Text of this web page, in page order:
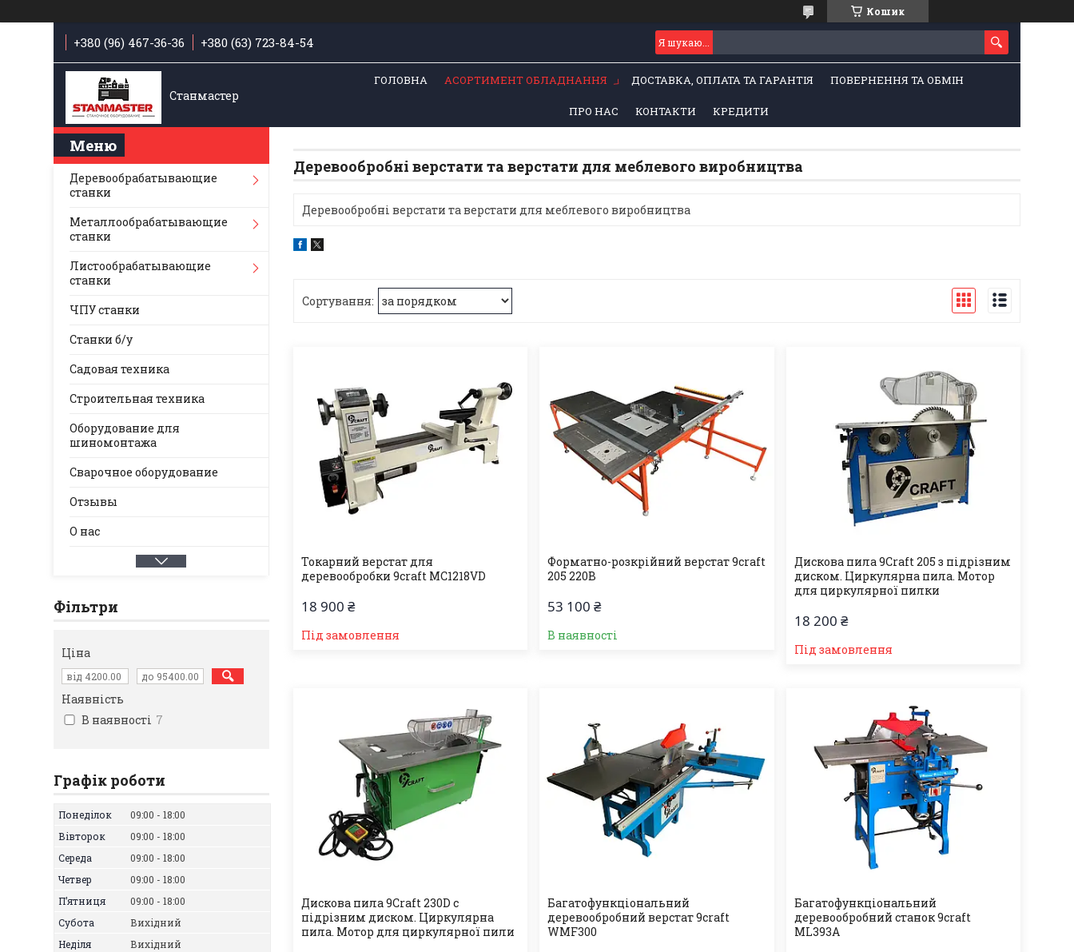
Кошик
+380 (96) 467-36-36 +380 (63) 723-84-54
Станмастер
ГОЛОВНА АСОРТИМЕНТ ОБЛАДНАННЯ ДОСТАВКА, ОПЛАТА ТА ГАРАНТІЯ ПОВЕРНЕННЯ ТА ОБМІН
ПРО НАС КОНТАКТИ КРЕДИТИ
Деревообробні верстати та верстати для меблевого виробництва
Деревообробні верстати та верстати для меблевого виробництва
Токарний верстат для
деревообробки 9craft MC1218VD
18 900 ₴
Під замовлення
Форматно-розкрійний верстат 9craft
205 220В
53 100 ₴
В наявності
Дискова пила 9Craft 205 з підрізним
диском. Циркулярна пила. Мотор
для циркулярної пилки
18 200 ₴
Під замовлення
Дискова пила 9Craft 230D c
підрізним диском. Циркулярна
пила. Мотор для циркулярної пили
Багатофункціональний
деревообробний верстат 9craft
WMF300
Багатофункціональний
деревообробний станок 9craft
ML393A
Деревообрабатывающие
станки
Металлообрабатывающие
станки
Листообрабатывающие
станки
ЧПУ станки
Станки б/у
Садовая техника
Строительная техника
Оборудование для
шиномонтажа
Сварочное оборудование
Отзывы
О нас
Фільтри
Ціна
Наявність
В наявності 7
Графік роботи
Понеділок 09:00
18:00
Вівторок
09:00
18:00
Середа
09:00
18:00
Четвер
09:00
18:00
Пʼятниця
09:00
18:00
Субота
Вихідний
Неділя
Вихідний